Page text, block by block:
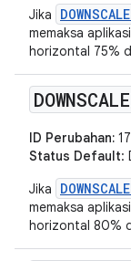
Jika
memaksa
horizontal 75%
DOWNSCALE
ID Perubahan:
Status Default:
Jika
memaksa
horizontal 80%